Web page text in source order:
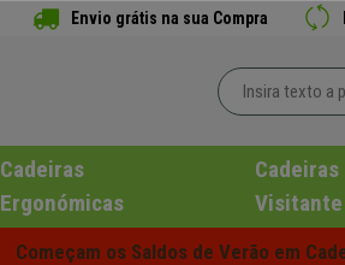
Envio grátis na sua Compra
Cadeiras
Ergonómicas
Cadeiras
Visitante
Começam os Saldos de Verão em